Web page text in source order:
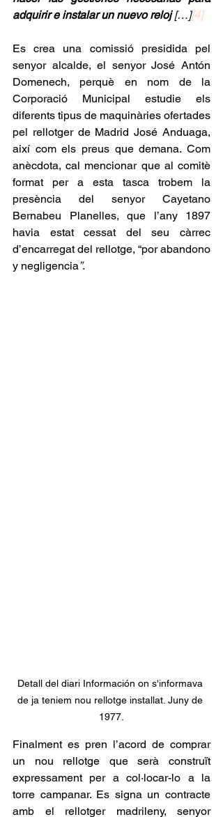
adquirir e instalar un nuevo reloj […][4]
Es crea una comissió presidida pel
senyor alcalde, el senyor José Antón
Domenech, perquè en nom de la
Corporació Municipal estudie els
diferents tipus de maquinàries ofertades
pel rellotger de Madrid José Anduaga,
així com els preus que demana. Com
anècdota, cal mencionar que al comitè
format per a esta tasca trobem la
presència del senyor Cayetano
Bernabeu Planelles, que l’any 1897
havia estat cessat del seu càrrec
d’encarregat del rellotge, “por abandono
y negligencia”.
Detall del diari Información on s'informava
de ja teniem nou rellotge installat. Juny de
1977.
Finalment es pren l’acord de comprar
un nou rellotge que serà construït
expressament per a col·locar-lo a la
torre campanar. Es signa un contracte
amb el rellotger madrileny, senyor